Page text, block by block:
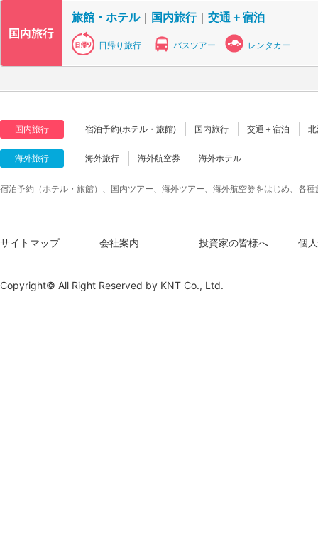
旅館・ホテル｜ 国内旅行｜ 交通＋宿泊
日帰り旅行 バスツアー レンタカー
国内旅行 宿泊予約(ホテル・旅館) 国内旅行 交通＋宿泊
海外旅行 海外旅行 海外航空券 海外ホテル
宿泊予約（ホテル・旅館）、国内ツアー、海外ツアー、海外航空券をはじめ、各
サイトマップ 会社案内 投資家の皆様へ 個
Copyright© All Right Reserved by KNT Co., Ltd.